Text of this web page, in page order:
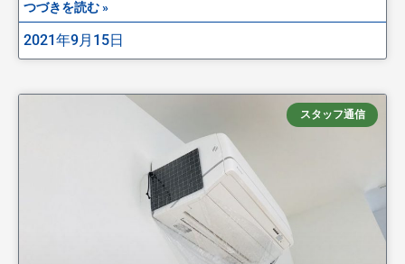
つづきを読む »
2021年9月15日
スタッフ通信